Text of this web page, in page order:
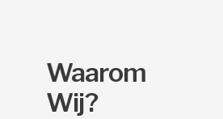
Waarom
Wij?